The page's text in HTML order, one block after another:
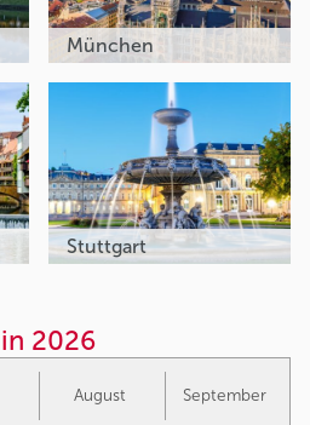
München
Stuttgart
2026
August September